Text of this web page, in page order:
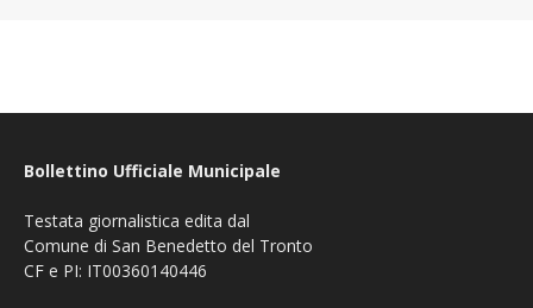
Bollettino Ufficiale Municipale
Testata giornalistica edita dal
Comune di San Benedetto del Tronto
CF e PI: IT00360140446